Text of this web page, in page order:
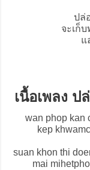
ปล่
จะเก็
แ
เนื้อเพลง ป
wan phop kan
kep
suan khon thi
mai